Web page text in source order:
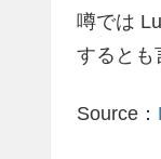
噂では
するとも
Source：